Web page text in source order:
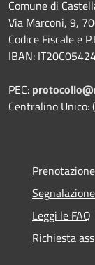
Comune di
Via Marconi, 9,
Codice Fiscale e
IBAN:
PEC:
Centralino Unico:
Leggi le FAQ
Richiesta